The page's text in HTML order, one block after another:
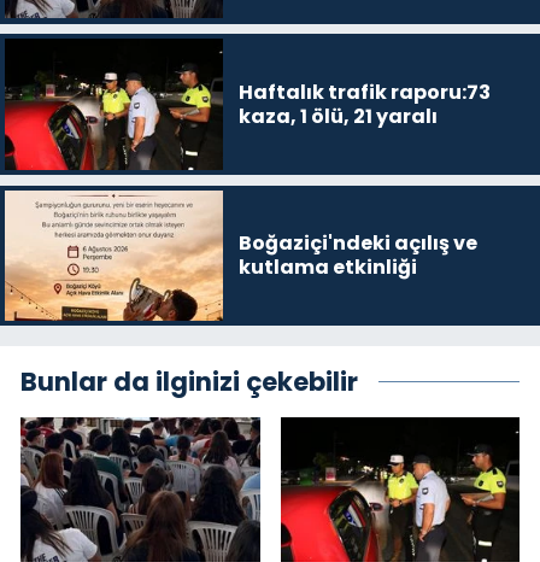
Haftalık trafik raporu:73
kaza, 1 ölü, 21 yaralı
Boğaziçi'ndeki açılış ve
kutlama etkinliği
Bunlar da ilginizi çekebilir